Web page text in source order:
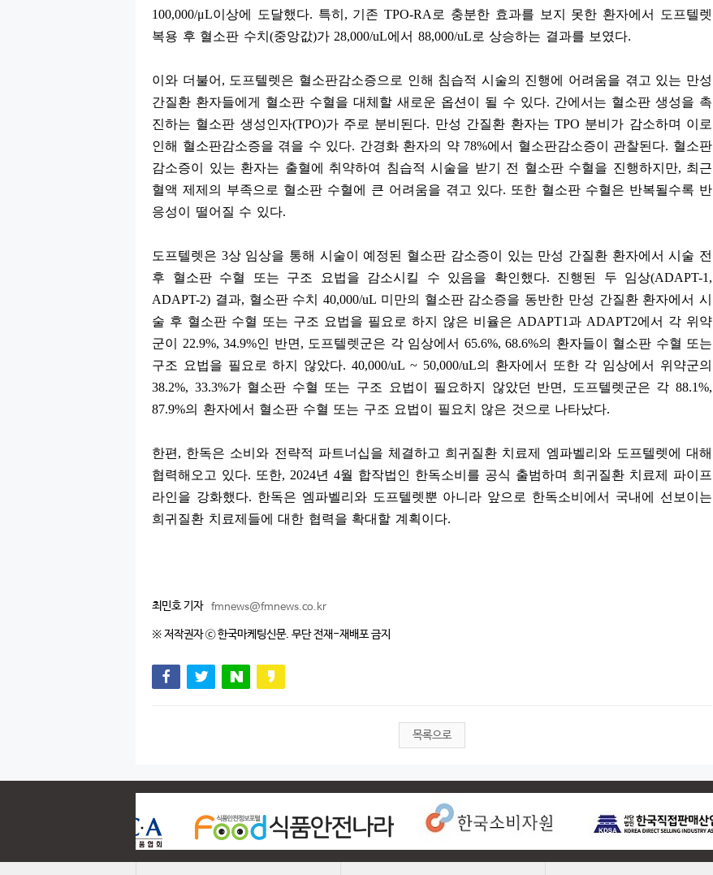
100,000/μL이상에 도달했다. 특히 , 기존TPO-RA 로 충분한 효과를 보지 못한 환자에서 도프텔렛
복용 후 혈소판 수치 (중앙값)가 28,000/uL에서 88,000/uL로 상승하는 결과를 보였다.
이와 더불어 , 도프텔렛은 혈소판감소증으로 인해 침습적 시술의 진행에 어려움을 겪고 있는 만성
간질환 환자들에게 혈소판 수혈을 대체할 새로운 옵션이 될 수 있다. 간에서는 혈소판 생성을 촉
진하는 혈소판 생성인자(TPO)가 주로 분비된다. 만성 간질환 환자는 TPO 분비가 감소하며 이로
인해 혈소판감소증을 겪을 수 있다. 간경화 환자의 약 78%에서 혈소판감소증이 관찰된다. 혈소판
감소증이 있는 환자는 출혈에 취약하여 침습적 시술을 받기 전 혈소판 수혈을 진행하지만, 최근
혈액 제제의 부족으로 혈소판 수혈에 큰 어려움을 겪고 있다. 또한 혈소판 수혈은 반복될수록 반
응성이 떨어질 수 있다.
도프텔렛은 3상 임상을 통해 시술이 예정된 혈소판 감소증이 있는 만성 간질환 환자에서 시술 전
후 혈소판 수혈 또는 구조 요법을 감소시킬 수 있음을 확인했다. 진행된 두 임상(ADAPT-1,
ADAPT-2) 결과, 혈소판 수치 40,000/uL 미만의 혈소판 감소증을 동반한 만성 간질환 환자에서 시
술 후 혈소판 수혈 또는 구조 요법을 필요로 하지 않은 비율은 ADAPT1과 ADAPT2에서 각 위약
군이 22.9%, 34.9%인 반면 , 도프텔렛군은 각 임상에서 65.6%, 68.6%의 환자들이 혈소판 수혈 또는
구조 요법을 필요로 하지 않았다. 40,000/uL ~ 50,000/uL의 환자에서 또한 각 임상에서 위약군의
38.2%, 33.3%가 혈소판 수혈 또는 구조 요법이 필요하지 않았던 반면 , 도프텔렛군은 각88.1%,
87.9%의 환자에서 혈소판 수혈 또는 구조 요법이 필요치 않은 것으로 나타났다.
한편 , 한독은 소비와 전략적 파트너십을 체결하고 희귀질환 치료제 엠파벨리와 도프텔렛에 대해
협력해오고 있다. 또한, 2024년 4월 합작법인 한독소비를 공식 출범하며 희귀질환 치료제 파이프
라인을 강화했다. 한독은 엠파벨리와 도프텔렛뿐 아니라 앞으로 한독소비에서 국내에 선보이는
희귀질환 치료제들에 대한 협력을 확대할 계획이다.
최민호 기자 fmnews@fmnews.co.kr
※ 저작권자 ⓒ 한국마케팅신문. 무단 전재-재배포 금지
목록으로